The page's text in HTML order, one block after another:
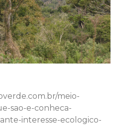
meio-
sao-e-conheca-
interesse-ecologico-